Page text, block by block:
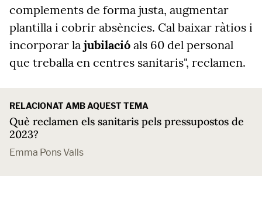
complements de forma justa, augmentar
plantilla i cobrir absències. Cal baixar ràtios i
incorporar la jubilació als 60 del personal
que treballa en centres sanitaris", reclamen.
RELACIONAT AMB AQUEST TEMA
Què reclamen els sanitaris pels pressupostos de
2023?
Emma Pons Valls